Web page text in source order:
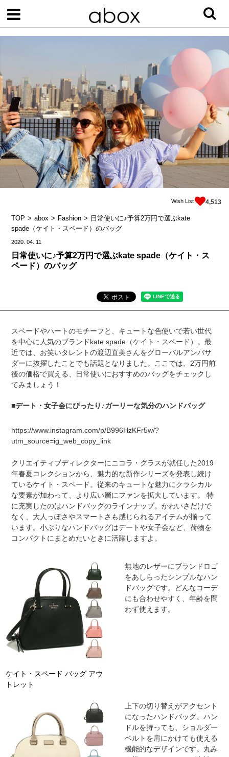
TOP abox Fashion
日常使いに♪予算2万円で選ぶkate
spade（ケイト・スペード）のバッグ
Wish List 4,513
2020. 04. 11
日常使いに♪予算2万円で選ぶkate spade（ケイト・ス
ペード）のバッグ
スペードやハートのモチーフと、キュートな色使いで若い世代
を中心に人気のブランドkate spade（ケイト・スペード）。最
近では、お笑いタレントの渡辺直美さんをグローバルアンバサ
ダーに抜擢したことでも話題となりました。ここでは、2万円前
後の価格で買える、日常使いにおすすめのバッグをチェックし
てみましょう！
■デート・女子会にぴったり♪ガーリーな気分のハンドバッグ
https://www.instagram.com/p/B996HzKFr5w/?
utm_source=ig_web_copy_link
クリエイティブディレクターにニコラ・グラスが就任した2019
年春夏コレクションから、魅力的な新作シリーズを発表し続け
ているケイト・スペード。従来のキュートな魅力にクラシカル
な要素が加わって、より広い層にファンを拡大しています。 特
に充実したのはハンドバッグのラインナップ。かわいさだけで
なく、大人っぽさやスマートさも感じられるアイテムが揃って
います。小ぶりなハンドバッグはデートや女子会など、荷物を
コンパクトにまとめたいときに活躍しますよ。
ケイト・スペード バッグ アウ
トレット
無地のレザーにブランドロゴ
をあしらったシンプルなハン
ドバッグです。どんなコーデ
にも合わせやすく、年齢を問
わず使えます。
上下の切り替えがアクセント
になったハンドバッグ。ハン
ドルを持っても、ショルダー
ベルトを肩にかけても使える
機能的なデザインです。丸み